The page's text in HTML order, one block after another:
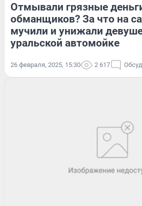
Отмывали грязные
обманщиков? За что на
мучили и унижали
уральской автомойке
26 февраля, 2025, 15:30 2 617